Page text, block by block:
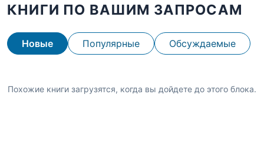
КНИГИ ПО ВАШИМ ЗАПРОСАМ
Новые Популярные Обсуждаемые
Похожие книги загрузятся, когда вы дойдете до этого блока.